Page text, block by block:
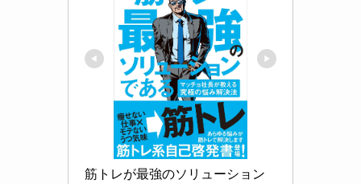
筋トレが最強のソリューション